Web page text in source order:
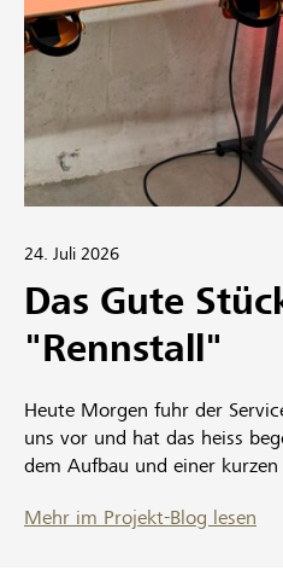
24. Juli 2026
Das Gute
"Rennstall"
Heute Morgen fuhr der
uns vor und hat das heiss
dem Aufbau und einer
verschiedenen Sportgeräten.
Mehr im Projekt-Blog lesen